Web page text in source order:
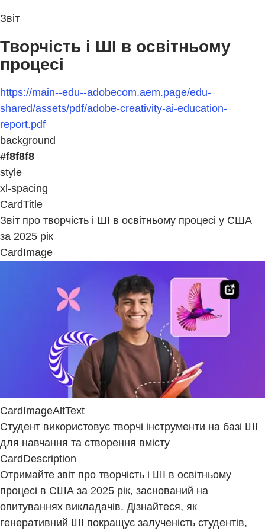
Звіт
Творчість і ШІ в освітньому
процесі
https://main--edu--adobecom.aem.page/edu-
shared/assets/pdf/adobe-creativity-ai-education-
report.pdf
background
#f8f8f8
style
xl-spacing
CardTitle
Звіт про творчість і ШІ в освітньому процесі у США
за 2025 рік
CardImage
CardImageAltText
Студент використовує творчі інструменти на базі ШІ
для навчання та створення вмісту
CardDescription
Отримайте звіт про творчість і ШІ в освітньому
процесі в США за 2025 рік, заснований на
опитуваннях викладачів. Дізнайтеся, як
генеративний ШІ покращує залученість студентів,